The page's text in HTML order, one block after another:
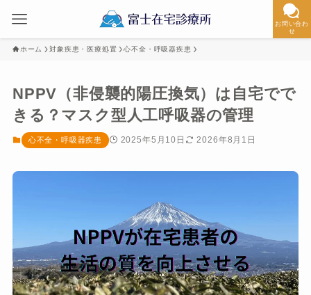
お問い合わ
せ
ホーム 対象疾患・医療処置 心不全・呼吸器疾患
NPPV（非侵襲的陽圧換気）は自宅でで
きる？マスク型人工呼吸器の管理
心不全・呼吸器疾患 2025年5月10日 2026年8月1日